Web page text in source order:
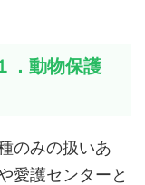
．動物保護
のみの扱いあ
愛護センターと